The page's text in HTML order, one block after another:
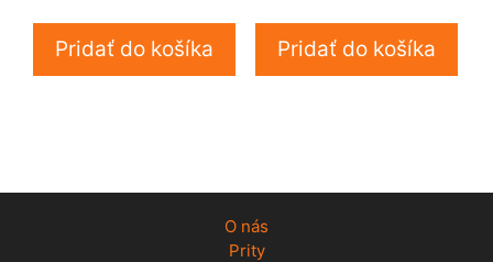
Pridať do košíka Pridať do košíka
O nás
Prity